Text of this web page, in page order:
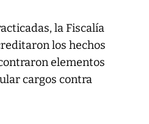
la Fiscalía
los hechos
elementos
cargos contra